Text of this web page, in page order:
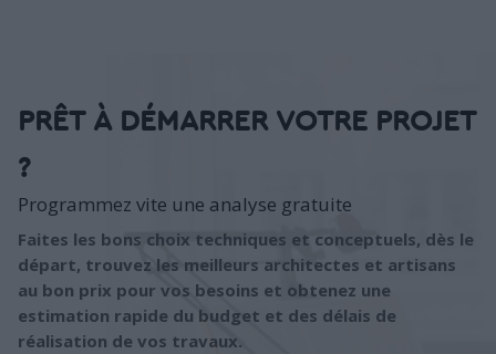
PRÊT À DÉMARRER VOTRE PROJET
?
Programmez vite une analyse gratuite
Faites les bons choix techniques et conceptuels, dès le
départ, trouvez les meilleurs architectes et artisans
au bon prix pour vos besoins et obtenez une
estimation rapide du budget et des délais de
réalisation de vos travaux.